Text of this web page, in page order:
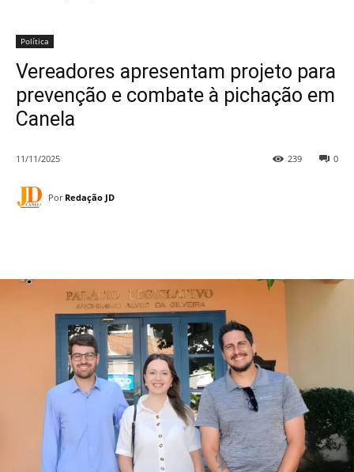
Política
Vereadores apresentam projeto para
prevenção e combate à pichação em
Canela
11/11/2025 0
239
Por Redação JD